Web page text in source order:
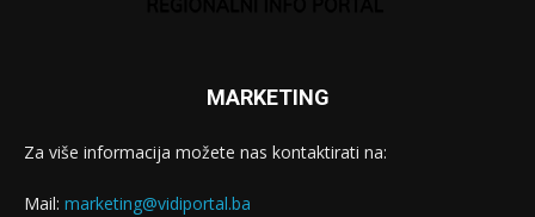
MARKETING
Za više informacija možete nas kontaktirati na:
Mail: marketing@vidiportal.ba